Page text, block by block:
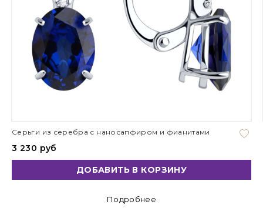
Серьги из серебра с наносапфиром и фианитами
3 230 руб
ДОБАВИТЬ В КОРЗИНУ
Подробнее